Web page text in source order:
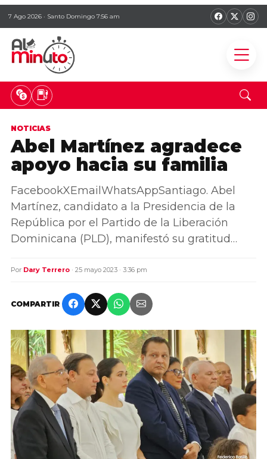
7 Ago 2026 · Santo Domingo 7:56 am
NOTICIAS
Abel Martínez agradece
apoyo hacia su familia
FacebookXEmailWhatsAppSantiago. Abel
Martínez, candidato a la Presidencia de la
República por el Partido de la Liberación
Dominicana (PLD), manifestó su gratitud…
Por Dary Terrero · 25 mayo 2023 · 3:36 pm
COMPARTIR